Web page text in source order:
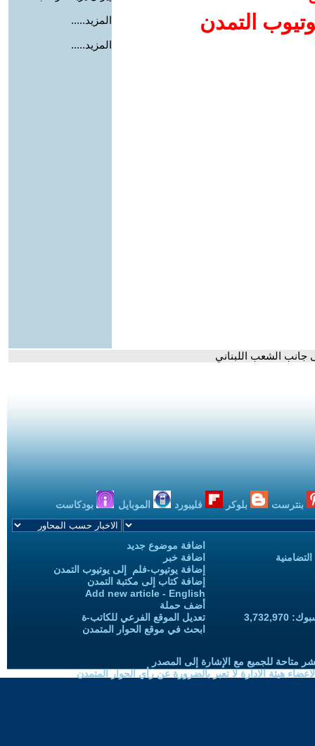
التمدن
المزيد.....
المزيد.....
جانب الشعب اللبناني
بنترست بلوكر فليبورد الموبايل بودكاست
اضافة موضوع جديد
اضافة خبر
إضافة يوتيوب-فلم إلى يوتيوب التمدن
إضافة كتاب إلى مكتبة التمدن
Add new article - English
أضف حملة
تعديل الموقع الفرعي للكاتب-ة
ابحث في موقع الحوار المتمدن
متاحة للجميع مع الإشارة إلى المصدر
هيئة الادارة لا تعبر بالضرورة عن رأي الحوار المتمدن